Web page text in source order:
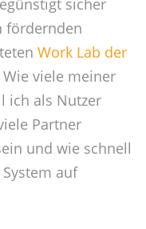
sicher
fördernden
Work Lab der
Wie viele meiner
ich als Nutzer
Partner
und wie schnell
auf